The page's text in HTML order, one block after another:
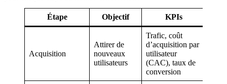
Étape Objectif KPIs
Acquisition
Attirer de
nouveaux
utilisateurs
Trafic, coût
d’acquisition par
utilisateur
(CAC), taux de
conversion